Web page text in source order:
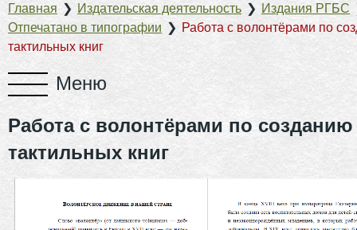
Главная ❯ Издательская деятельность ❯ Издания РГБС
Отпечатано в типографии ❯ Работа с волонтёрами по
тактильных книг
Работа с волонтёрами по созданию
тактильных книг